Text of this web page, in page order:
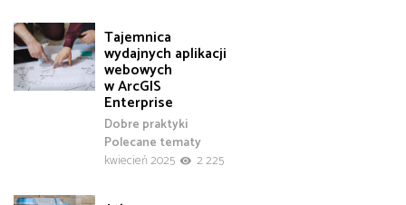
Tajemnica
wydajnych aplikacji
webowych
w ArcGIS
Enterprise
Dobre praktyki
Polecane tematy
kwiecień 2025
2 225